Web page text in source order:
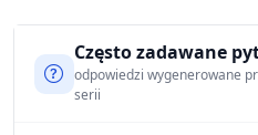
Często zadawane
odpowiedzi wygenerowane
serii